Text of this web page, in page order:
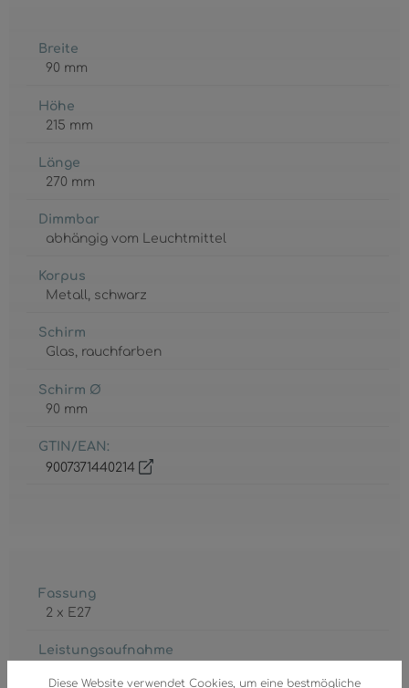
Diese Website verwendet Cookies, um eine bestmögliche
Breite
90 mm
Höhe
215 mm
Länge
270 mm
Dimmbar
abhängig vom Leuchtmittel
Korpus
Metall, schwarz
Schirm
Glas, rauchfarben
Schirm Ø
90 mm
GTIN/EAN:
9007371440214
Fassung
2 x E27
Leistungsaufnahme